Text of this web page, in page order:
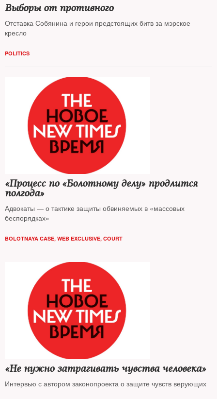
Выборы от противного
Отставка Собянина и герои предстоящих битв за мэрское
кресло
POLITICS
«Процесс по «Болотному делу» продлится
полгода»
Адвокаты — о тактике защиты обвиняемых в «массовых
беспорядках»
BOLOTNAYA CASE, WEB EXCLUSIVE, COURT
«Не нужно затрагивать чувства человека»
Интервью с автором законопроекта о защите чувств верующих